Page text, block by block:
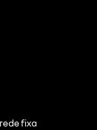
rede fixa